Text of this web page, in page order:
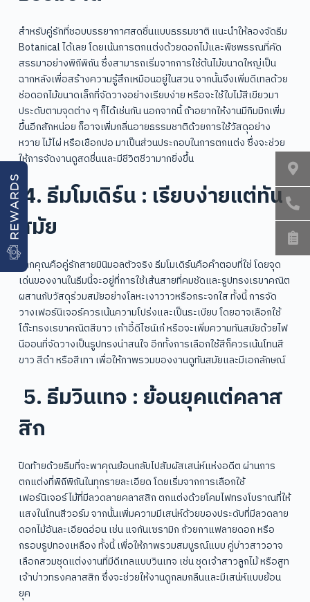
สำหรับคู่รักที่ชอบบรรยากาศสดชื่นแบบธรรมชาติ แนะนำให้ลองจัดธีม
Botanical ได้เลย โดยเน้นการตกแต่งด้วยดอกไม้และพืชพรรณที่คัด
สรรมาอย่างพิถีพิถัน ซึ่งสามารถเริ่มจากการใช้ต้นไม้ขนาดใหญ่เป็น
ฉากหลังเพื่อสร้างความรู้สึกเหมือนอยู่ในสวน จากนั้นจึงเพิ่มดีเทลด้วย
ช่อดอกไม้ขนาดเล็กที่จัดวางอย่างเรียบง่าย หรือจะใช้ใบไม้สีเขียวมา
ประดับตามจุดต่าง ๆ ก็ได้เช่นกัน นอกจากนี้ ถ้าอยากให้งานมีกิมมิกเพิ่ม
ขึ้นอีกสักหน่อย ก็อาจเพิ่มกลิ่นอายธรรมชาติด้วยการใช้วัสดุอย่าง
หวาย ไม้ไผ่ หรือเชือกปอ มาเป็นส่วนประกอบในการตกแต่ง ซึ่งจะช่วย
ให้การจัดงานดูสดชื่นและมีชีวิตชีวามากยิ่งขึ้น
4. ธีมโมเดิร์น : เรียบง่ายแต่ทัน
สมัย
หากคุณคือคู่รักสายมินิมอลตัวจริง ธีมโมเดิร์นคือคำตอบที่ใช่ โดยจุด
เด่นของงานในธีมนี้จะอยู่ที่การใช้เส้นสายที่คมชัดและรูปทรงเรขาคณิต
ผสานกับวัสดุร่วมสมัยอย่างโลหะเงาวาวหรือกระจกใส ทั้งนี้ การจัด
วางเฟอร์นิเจอร์ควรเน้นความโปร่งและเป็นระเบียบ โดยอาจเลือกใช้
โต๊ะทรงเรขาคณิตสีขาว เก้าอี้ดีไซน์เก๋ หรือจะเพิ่มความทันสมัยด้วยไฟ
นีออนที่จัดวางเป็นรูปทรงน่าสนใจ อีกทั้งการเลือกใช้สีก็ควรเน้นโทนสี
ขาว สีดำ หรือสีเทา เพื่อให้ภาพรวมของงานดูทันสมัยและมีเอกลักษณ์
5. ธีมวินเทจ : ย้อนยุคแต่คลาส
สิก
ปิดท้ายด้วยธีมที่จะพาคุณย้อนกลับไปสัมผัสเสน่ห์แห่งอดีต ผ่านการ
ตกแต่งที่พิถีพิถันในทุกรายละเอียด โดยเริ่มจากการเลือกใช้
เฟอร์นิเจอร์ไม้ที่มีลวดลายคลาสสิก ตกแต่งด้วยโคมไฟทรงโบราณที่ให้
แสงในโทนสีวอร์ม จากนั้นเพิ่มความมีเสน่ห์ด้วยของประดับที่มีลวดลาย
ดอกไม้อันละเอียดอ่อน เช่น แจกันเซรามิก ถ้วยกาแฟลายดอก หรือ
กรอบรูปทองเหลือง ทั้งนี้ เพื่อให้ภาพรวมสมบูรณ์แบบ คู่บ่าวสาวอาจ
เลือกสวมชุดแต่งงานที่มีดีเทลแบบวินเทจ เช่น ชุดเจ้าสาวลูกไม้ หรือสูท
เจ้าบ่าวทรงคลาสสิก ซึ่งจะช่วยให้งานดูกลมกลืนและมีเสน่ห์แบบย้อน
ยุค
REWARDS